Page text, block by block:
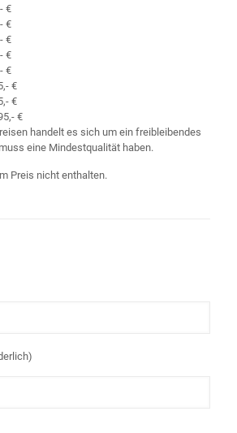
€
€
€
€
€
€
€
€
handelt es sich um ein freibleibendes
eine Mindestqualität haben.
Preis nicht enthalten.